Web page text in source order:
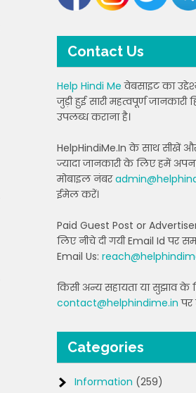
Contact Us
Help Hindi Me वेबसाइट का
जुड़ी हुई सारी महत्वपूर्ण जानकारी
उपलब्ध कराना है।
HelpHindiMe.In के साथ सीखें
ज्यादा जानकारी के लिए हमें
मोबाइल नंबर
ईमेल करें।
Paid Guest Post or
लिए नीचे दी गयी Email Id पर
Email Us:
किसी अन्य सहायता या सुझाव के
contact@helphindime.in पर
Categories
Information (259)